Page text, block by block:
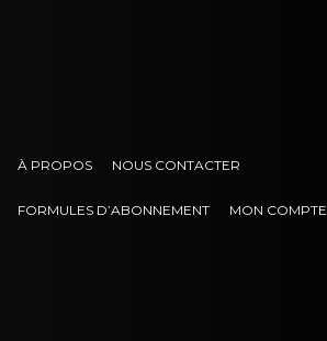
À PROPOS NOUS CONTACTER
FORMULES D’ABONNEMENT MON COMPTE